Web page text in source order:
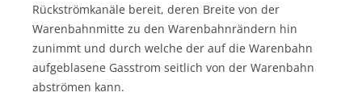
Rückströmkanäle bereit, deren Breite von der
Warenbahnmitte zu den Warenbahnrändern hin
zunimmt und durch welche der auf die Warenbahn
aufgeblasene Gasstrom seitlich von der Warenbahn
abströmen kann.